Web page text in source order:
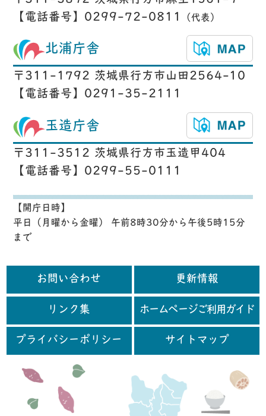
【電話番号】0299-72-0811
（代表）
北浦庁舎
〒311-1792 茨城県行方市山田2564-10
【電話番号】0291-35-2111
玉造庁舎
〒311-3512 茨城県行方市玉造甲404
【電話番号】0299-55-0111
【開庁日時】
平日（月曜から金曜） 午前8時30分から午後5時15分
まで
お問い合わせ 更新情報
リンク集 ホームページご利用ガイド
プライバシーポリシー サイトマップ